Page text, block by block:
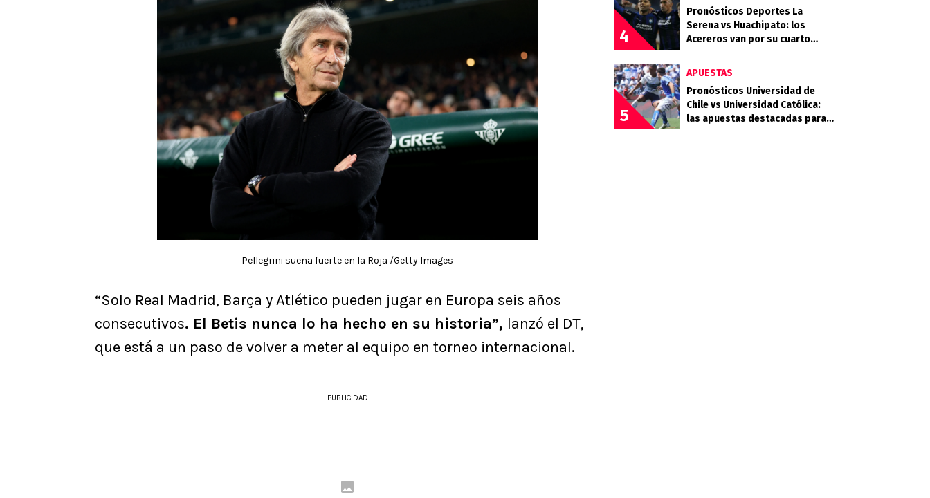
Pellegrini suena fuerte en la Roja /Getty Images
“Solo Real Madrid, Barça y Atlético pueden jugar en Europa seis años
consecutivos. El Betis nunca lo ha hecho en su historia”, lanzó el DT,
que está a un paso de volver a meter al equipo en torneo internacional.
PUBLICIDAD
4
Pronósticos Deportes La
Serena vs Huachipato: los
Acereros van por su cuarto
5
APUESTAS
Pronósticos Universidad de
Chile vs Universidad Católica:
las apuestas destacadas para